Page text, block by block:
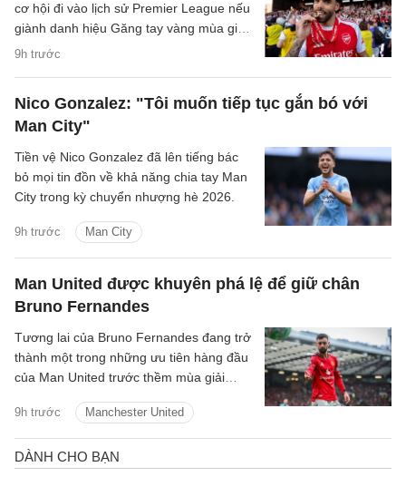
9h trước
cơ hội đi vào lịch sử Premier League nếu
giành danh hiệu Găng tay vàng mùa giải
2026/27.
Nico Gonzalez: "Tôi muốn tiếp tục gắn bó với
Man City"
9h trước Man City
Tiền vệ Nico Gonzalez đã lên tiếng bác
bỏ mọi tin đồn về khả năng chia tay Man
City trong kỳ chuyển nhượng hè 2026.
Man United được khuyên phá lệ để giữ chân
Bruno Fernandes
9h trước Manchester United
Tương lai của Bruno Fernandes đang trở
thành một trong những ưu tiên hàng đầu
của Man United trước thềm mùa giải